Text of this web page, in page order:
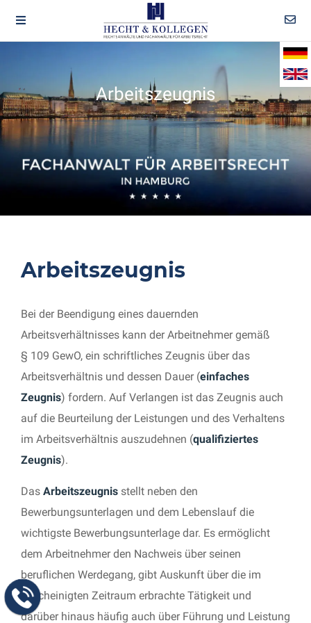
Arbeitszeugnis
Arbeitszeugnis
Bei der Beendigung eines dauernden
Arbeitsverhältnisses kann der Arbeitnehmer gemäß
§ 109 GewO, ein schriftliches Zeugnis über das
Arbeitsverhältnis und dessen Dauer (einfaches
Zeugnis) fordern. Auf Verlangen ist das Zeugnis auch
auf die Beurteilung der Leistungen und des Verhaltens
im Arbeitsverhältnis auszudehnen (qualifiziertes
Zeugnis).
Das Arbeitszeugnis stellt neben den
Bewerbungsunterlagen und dem Lebenslauf die
wichtigste Bewerbungsunterlage dar. Es ermöglicht
dem Arbeitnehmer den Nachweis über seinen
beruflichen Werdegang, gibt Auskunft über die im
bescheinigten Zeitraum erbrachte Tätigkeit und
darüber hinaus häufig auch über Führung und Leistung